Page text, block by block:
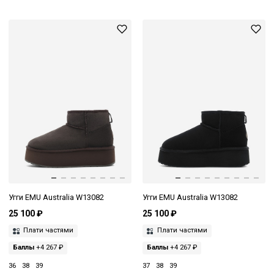
Угги EMU Australia W13082
25 100 ₽
Плати частями
Баллы +4 267 ₽
36 38 39
Угги EMU Australia W13082
25 100 ₽
Плати частями
Баллы+4 267 ₽
37 38 39